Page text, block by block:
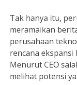
Tak hanya itu,
meramaikan
perusahaan
rencana
Menurut CEO
melihat potensi